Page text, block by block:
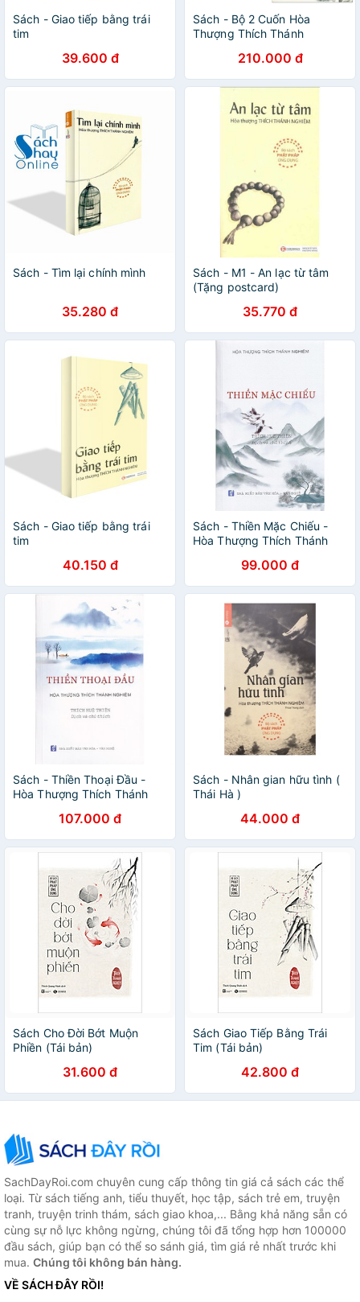
Sách - Giao tiếp bằng trái
tim
39.600 đ
Sách - Bộ 2 Cuốn Hòa
Thượng Thích Thánh
Thiền Mặc Chiếu
210.000 đ
Sách - Tìm lại chính mình
35.280 đ
Sách - M1 - An lạc từ tâm
(Tặng postcard)
35.770 đ
Sách - Giao tiếp bằng trái
tim
40.150 đ
Sách - Thiền Mặc Chiếu -
Hòa Thượng Thích Thánh
99.000 đ
Sách - Thiền Thoại Đầu -
Hòa Thượng Thích Thánh
107.000 đ
Sách - Nhân gian hữu tình (
Thái Hà )
44.000 đ
Sách Cho Đời Bớt Muộn
Phiền (Tái bản)
31.600 đ
Sách Giao Tiếp Bằng Trái
Tim (Tái bản)
42.800 đ
SachDayRoi.com chuyên cung cấp thông tin giá cả sách các thể
loại. Từ sách tiếng anh, tiểu thuyết, học tập, sách trẻ em, truyện
tranh, truyện trinh thám, sách giao khoa,... Bằng khả năng sẵn có
cùng sự nỗ lực không ngừng, chúng tôi đã tổng hợp hơn 100000
đầu sách, giúp bạn có thể so sánh giá, tìm giá rẻ nhất trước khi
mua. Chúng tôi không bán hàng.
VỀ SÁCH ĐÂY RỒI!